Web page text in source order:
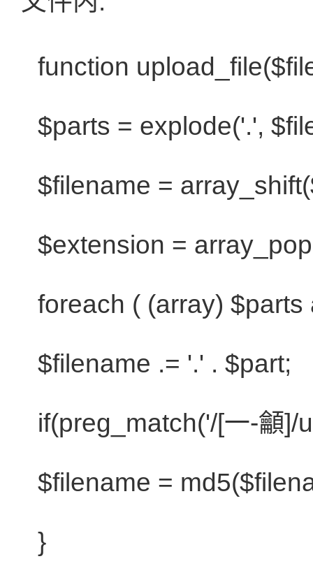
function upload_file(
$parts = explode('.',
$filename = array_shift(
$extension = array_pop
foreach ( (array) $parts
$filename .= '.' . $part;
if(preg_match('/[一-龥]/
$filename = md5(
}